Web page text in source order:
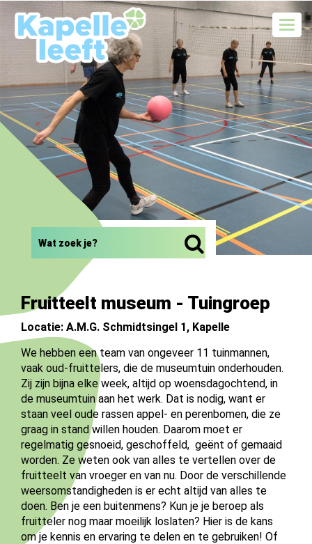
Fruitteelt museum - Tuingroep
Locatie: A.M.G. Schmidtsingel 1, Kapelle
We hebben een team van ongeveer 11 tuinmannen,
vaak oud-fruittelers, die de museumtuin onderhouden.
Zij zijn bijna elke week, altijd op woensdagochtend, in
de museumtuin aan het werk. Dat is nodig, want er
staan veel oude rassen appel- en perenbomen, die ze
graag in stand willen houden. Daarom moet er
regelmatig gesnoeid, geschoffeld, geënt of gemaaid
worden. Ze weten ook van alles te vertellen over de
fruitteelt van vroeger en van nu. Door de verschillende
weersomstandigheden is er echt altijd van alles te
doen. Ben je een buitenmens? Kun je je beroep als
fruitteler nog maar moeilijk loslaten? Hier is de kans
om je kennis en ervaring te delen en te gebruiken! Of